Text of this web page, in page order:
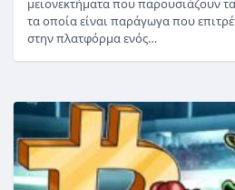
μειονεκτήματα που παρουσιάζουν
τα οποία είναι παράγωγα που
στην πλατφόρμα ενός…